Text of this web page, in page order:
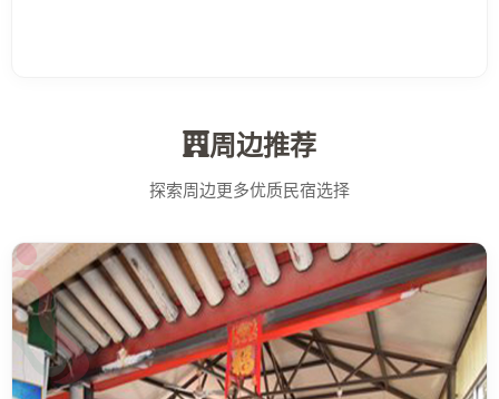
周边推荐
探索周边更多优质民宿选择